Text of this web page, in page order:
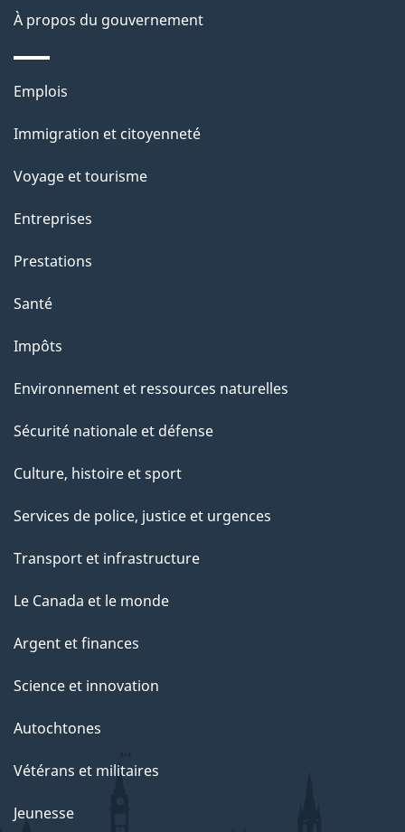
p
a
À propos du gouvernement
Thèmes
sujets
Emplois
Immigration et citoyenneté
Voyage et tourisme
Entreprises
Prestations
Santé
Impôts
Environnement et ressources naturelles
Sécurité nationale et défense
Culture, histoire et sport
Services de police, justice et urgences
Transport et infrastructure
Le Canada et le monde
Argent et finances
Science et innovation
Autochtones
Vétérans et militaires
Jeunesse